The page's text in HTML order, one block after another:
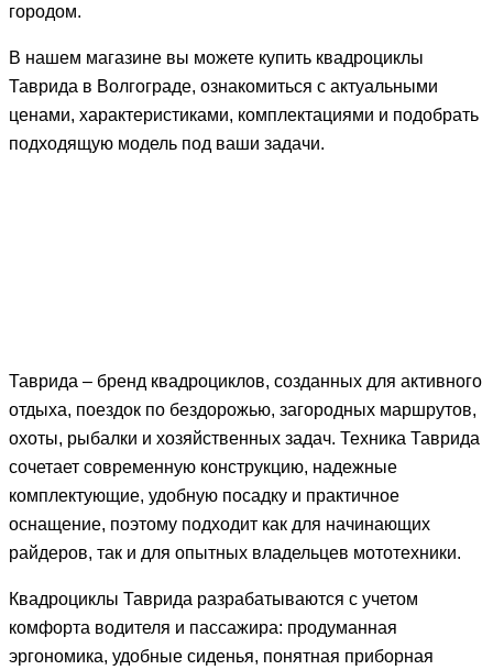
городом.
В нашем магазине вы можете купить квадроциклы
Таврида в Волгограде, ознакомиться с актуальными
ценами, характеристиками, комплектациями и подобрать
подходящую модель под ваши задачи.
Таврида – бренд квадроциклов, созданных для активного
отдыха, поездок по бездорожью, загородных маршрутов,
охоты, рыбалки и хозяйственных задач. Техника Таврида
сочетает современную конструкцию, надежные
комплектующие, удобную посадку и практичное
оснащение, поэтому подходит как для начинающих
райдеров, так и для опытных владельцев мототехники.
Квадроциклы Таврида разрабатываются с учетом
комфорта водителя и пассажира: продуманная
эргономика, удобные сиденья, понятная приборная